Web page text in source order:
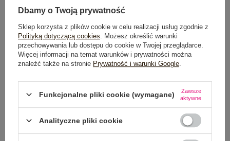
Możesz kupić także poprzez:
Do darmowej dostawy brakuje 200,00 zł
100 dni na zwrot
Dbamy o Twoją prywatność
Sklep korzysta z plików cookie w celu realizacji usług zgodnie z
Polityką dotyczącą cookies . Możesz określić warunki
przechowywania lub dostępu do cookie w Twojej przeglądarce.
Więcej informacji na temat warunków i prywatności można
znaleźć także na stronie Prywatność i warunki Google
Funkcjonalne pliki cookie (wymagane)
Zawsze
aktywne
Analityczne pliki cookie